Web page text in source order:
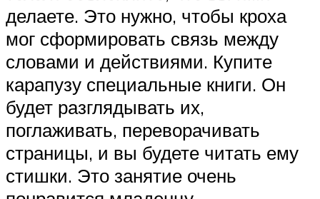
делаете. Это нужно, чтобы кроха
мог сформировать связь между
словами и действиями. Купите
карапузу специальные книги. Он
будет разглядывать их,
поглаживать, переворачивать
страницы, и вы будете читать ему
стишки. Это занятие очень